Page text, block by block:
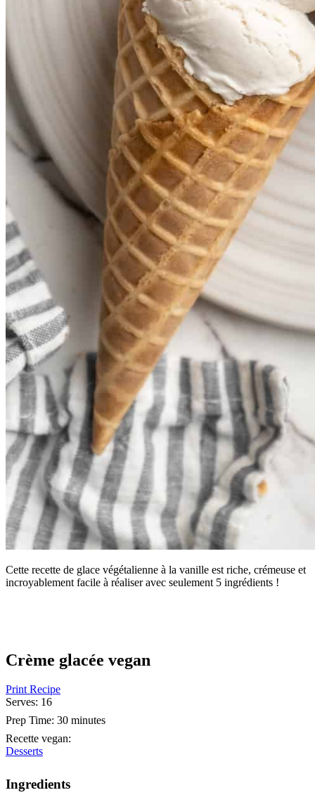
Cette recette de glace végétalienne à la vanille est riche, crémeuse et
incroyablement facile à réaliser avec seulement 5 ingrédients !
Crème glacée vegan
Print Recipe
Serves: 16
Prep Time: 30 minutes
Recette vegan:
Desserts
Ingredients